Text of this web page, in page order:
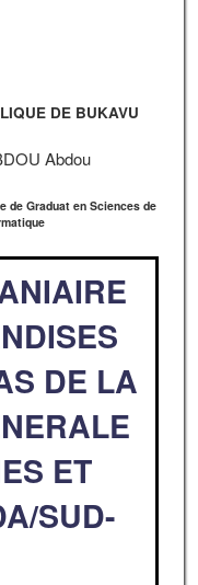
DE BUKAVU
Abdou
de Graduat en Sciences de
DE LA
ET
SUD-